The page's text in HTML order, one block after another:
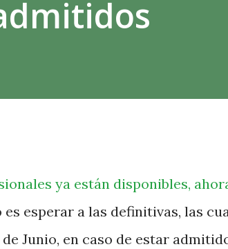
ya están disponibles,
es esperar a las definitivas, las
Junio, en caso de estar